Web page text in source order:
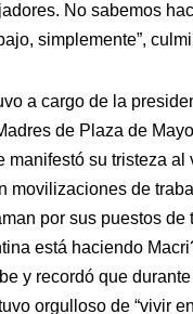
No sabemos
simplemente”,
a cargo de la
de Plaza de
manifestó su tristeza al
movilizaciones de
por sus puestos de
está haciendo
y recordó que
orgulloso de “vivir